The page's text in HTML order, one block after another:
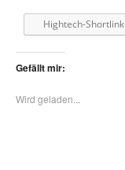
Hightech-Shortlink
Gefällt mir:
Wird geladen...